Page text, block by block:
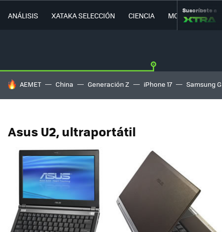
ANÁLISIS XATAKA SELECCIÓN CIENCIA MOVILIDAD
Suscríbete a
HOY SE HABLA DE
AEMET China Generación Z iPhone 17 Samsung
Asus U2, ultraportátil